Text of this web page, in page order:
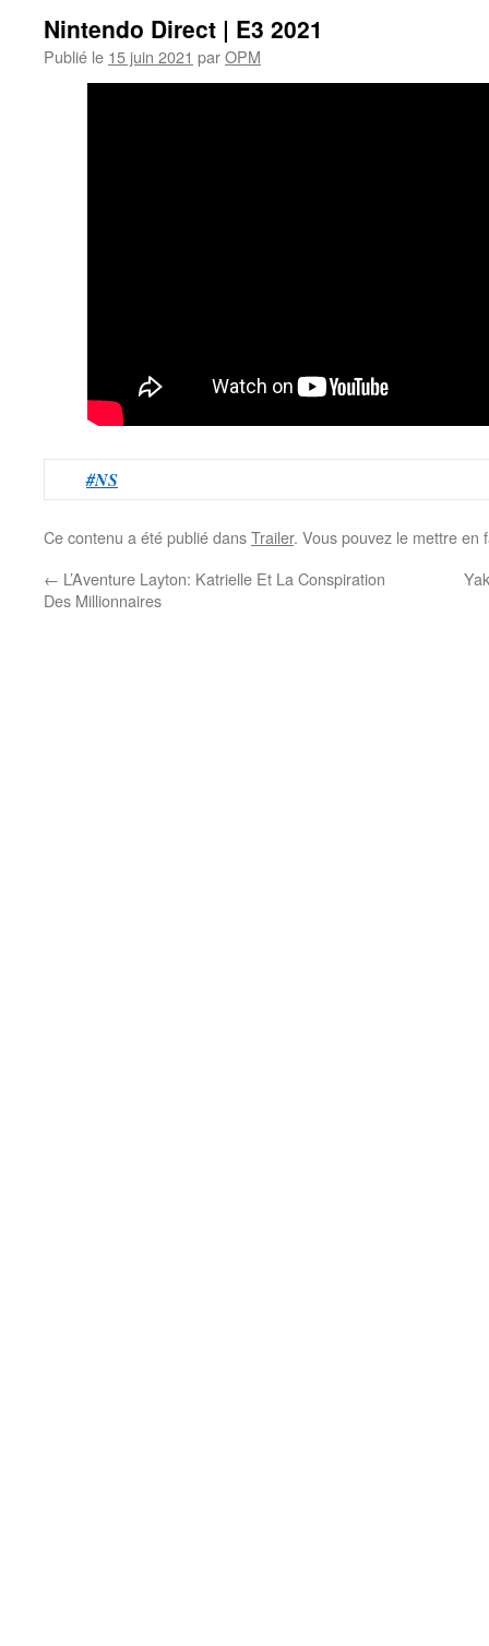
Nintendo Direct | E3 2021
Publié le 15 juin 2021 parOPM
#NS
Ce contenu a été publié dansTrailer. Vous pouvez le mettre en
← L’Aventure Layton: Katrielle Et La Conspiration
Des Millionnaires